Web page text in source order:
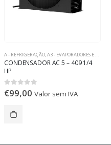
A - REFRIGERAÇÃO,A3 - EVAPORADORES E CONDENSADORES
CONDENSADOR AC 5 – 409 1/4
HP
0out of 5
€99,00 Valor sem IVA